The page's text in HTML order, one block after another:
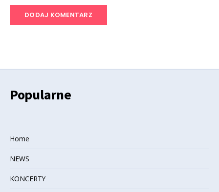
Popularne
Home
NEWS
KONCERTY